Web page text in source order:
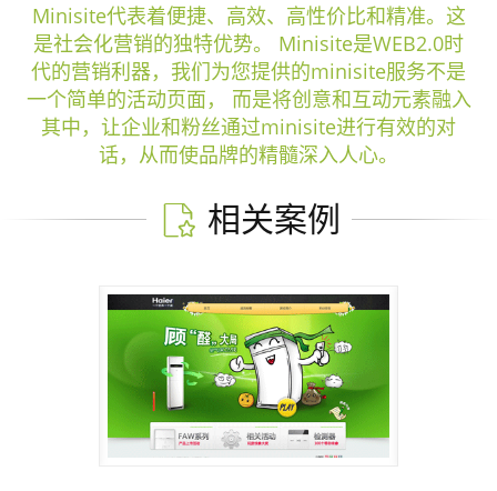
Minisite代表着便捷、高效、高性价比和精准。这
是社会化营销的独特优势。 Minisite是WEB2.0时
代的营销利器，我们为您提供的minisite服务不是
一个简单的活动页面， 而是将创意和互动元素融入
其中，让企业和粉丝通过minisite进行有效的对
话，从而使品牌的精髓深入人心。
相关案例